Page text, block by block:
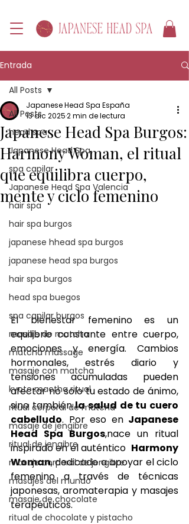
Entrada
All Posts
head spa
Japanese Head Spa
spa capilar
Japanese Head Spa Valencia
hair spa
hair spa burgos
japanese hhead spa burgos
japanese head spa burgos
hair spa burgos
head spa buegos
spa capilar burgos
masaje de matcha
matcha massage
masaje con matcha
kyoto mactha ritual
ritual corporal de matcha
masaje de jengibre
ritual de jengibre
masaje corporal de jengibre
masajes del mundo
masaje de chocolate
ritual de chocolate y pistacho
All Posts
Japanese Head Spa Burgos:
Harmony Woman, el ritual
que equilibra cuerpo,
mente y ciclo femenino
Japanese Head Spa España
13 dic 20252 min de lectura
El bienestar femenino es un
equilibrio constante entre cuerpo,
emociones y energía. Cambios
hormonales, estrés diario y
tensiones acumuladas pueden
afectar no solo tu estado de ánimo,
sino también la salud de tu cuero
cabelludo. Por eso en Japanese
Head Spa Burgos,nace un ritual
inspirado en el auténtico Harmony
Woman, dedicado a apoyar el ciclo
femenino a través de técnicas
japonesas, aromaterapia y masajes
terapéuticos.